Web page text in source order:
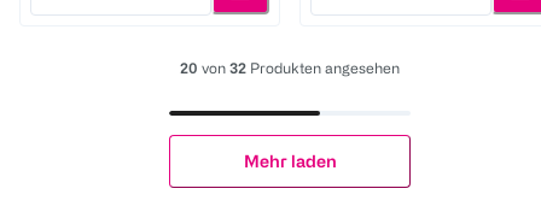
20 von 32 Produkten angesehen
Mehr laden